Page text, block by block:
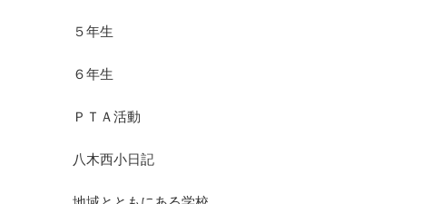
５年生
６年生
ＰＴＡ活動
八木西小日記